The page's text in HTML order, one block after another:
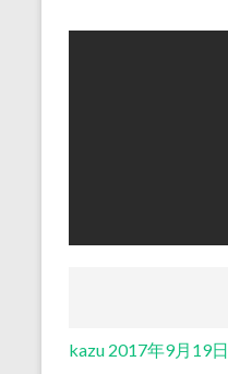
kazu 2017年9月19日